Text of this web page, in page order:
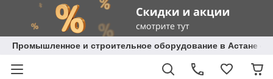
Промышленное и строительное оборудование в Астане с